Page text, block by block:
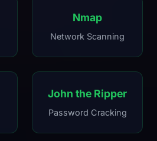
Nmap
Network Scanning
John the Ripper
Password Cracking